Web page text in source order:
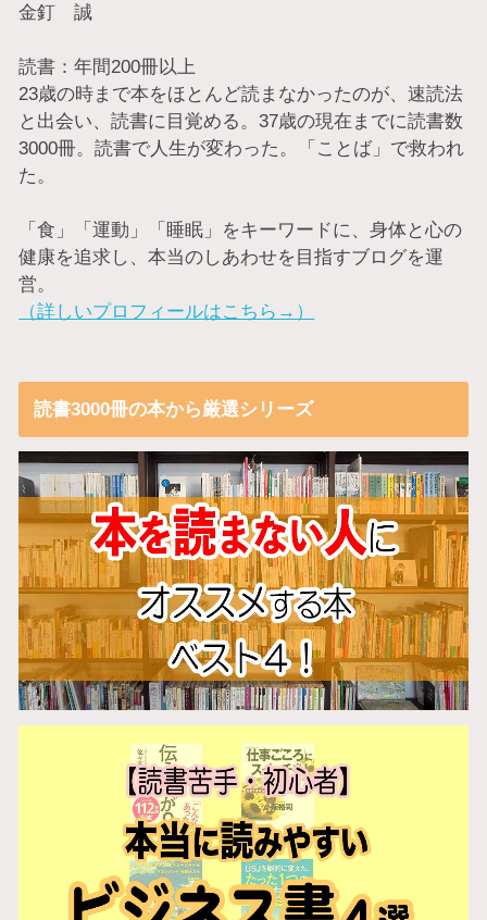
金釘 誠
読書：年間200冊以上
23歳の時まで本をほとんど読まなかったのが、速読法
と出会い、読書に目覚める。37歳の現在までに読書数
3000冊。読書で人生が変わった。「ことば」で救われ
た。
「食」「運動」「睡眠」をキーワードに、身体と心の
健康を追求し、本当のしあわせを目指すブログを運
営。
（詳しいプロフィールはこちら→）
読書3000冊の本から厳選シリーズ